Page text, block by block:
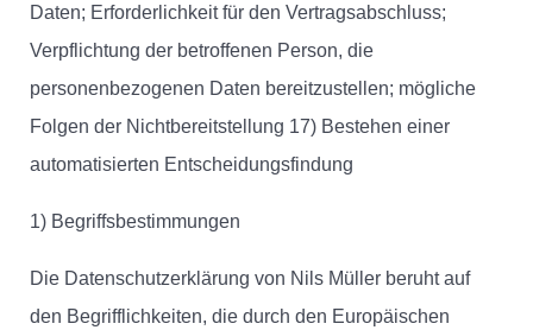
Daten; Erforderlichkeit für den Vertragsabschluss;
Verpflichtung der betroffenen Person, die
personenbezogenen Daten bereitzustellen; mögliche
Folgen der Nichtbereitstellung 17) Bestehen einer
automatisierten Entscheidungsfindung
1) Begriffsbestimmungen
Die Datenschutzerklärung von Nils Müller beruht auf
den Begrifflichkeiten, die durch den Europäischen